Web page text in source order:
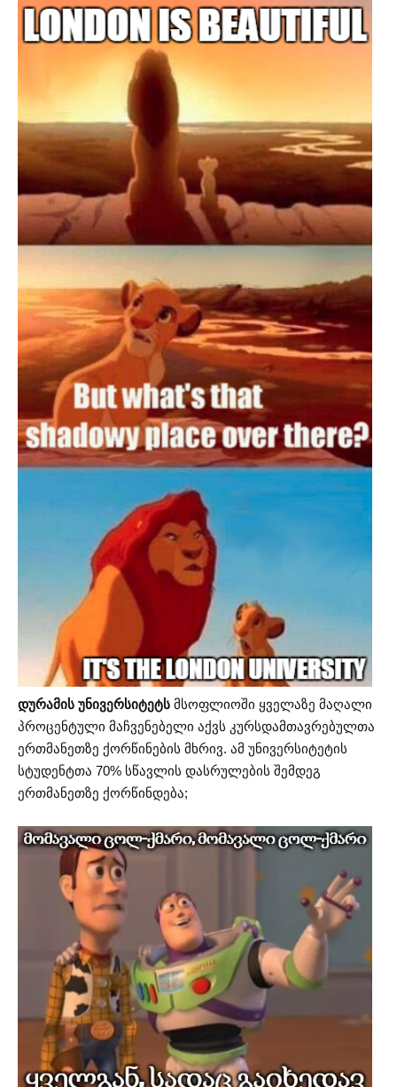
დურამის უნივერსიტეტს მსოფლიოში ყველაზე მაღალი
პროცენტული მაჩვენებელი აქვს კურსდამთავრებულთა
ერთმანეთზე ქორწინების მხრივ. ამ უნივერსიტეტის
სტუდენტთა 70% სწავლის დასრულების შემდეგ
ერთმანეთზე ქორწინდება;